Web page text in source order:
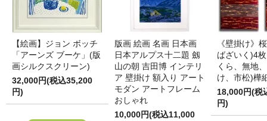
【絵画】ジョン ボッチ
「アーンズ ブーケ」(版
画シルクスクリーン)
32,000円(税込35,200
円)
版画 絵画 名画 日本画
日本アルプス十二題 劔
山の朝 吉田博 インテリ
ア 壁掛け 額入り アート
モダン アートフレーム
おしゃれ
10,000円(税込11,000
《壁掛け》
ばざいく)4
くら、無地
け、市松)樺
18,000円(税
円)